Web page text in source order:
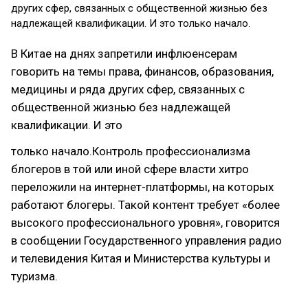
других сфер, связанных с общественной жизнью без
надлежащей квалификации. И это только начало.
В Китае на днях запретили инфлюенсерам
говорить на темы права, финансов, образования,
медицины и ряда других сфер, связанных с
общественной жизнью без надлежащей
квалификации. И это
только начало.Контроль профессионализма
блогеров в той или иной сфере власти хитро
переложили на интернет-платформы, на которых
работают блогеры. Такой контент требует «более
высокого профессионального уровня», говорится
в сообщении Государственного управления радио
и телевидения Китая и Министерства культуры и
туризма.